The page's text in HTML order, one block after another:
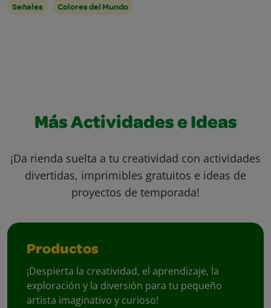
Señales Colores del Mundo
Más Actividades e Ideas
¡Da rienda suelta a tu creatividad con actividades
divertidas, imprimibles gratuitos e ideas de
proyectos de temporada!
Productos
¡Despierta la creatividad, el aprendizaje, la
exploración y la diversión para tu pequeño
artista imaginativo y curioso!